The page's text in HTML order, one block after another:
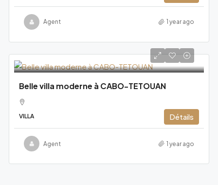
Agent 1 year ago
Belle villa moderne à CABO-TETOUAN
VILLA Détails
Agent 1 year ago